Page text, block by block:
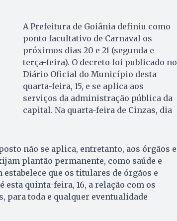
A Prefeitura de Goiânia definiu como
ponto facultativo de Carnaval os
próximos dias 20 e 21 (segunda e
terça-feira). O decreto foi publicado no
Diário Oficial do Município desta
quarta-feira, 15, e se aplica aos
serviços da administração pública da
capital. Na quarta-feira de Cinzas, dia
não se aplica, entretanto, aos órgãos e
plantão permanente, como saúde e
que os titulares de órgãos e
quinta-feira, 16, a relação com os
para toda e qualquer eventualidade